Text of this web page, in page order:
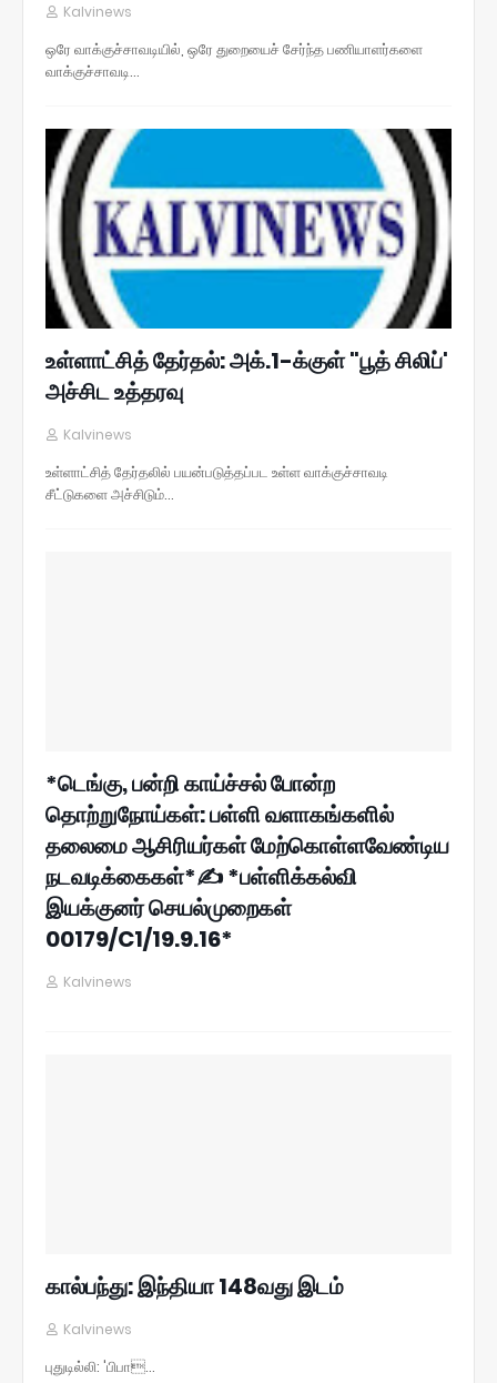
Kalvinews
ஒரே வாக்குச்சாவடியில், ஒரே துறையைச் சேர்ந்த பணியாளர்களை
வாக்குச்சாவடி…
உள்ளாட்சித் தேர்தல்: அக்.1-க்குள் "பூத் சிலிப்'
அச்சிட உத்தரவு
Kalvinews
உள்ளாட்சித் தேர்தலில் பயன்படுத்தப்பட உள்ள வாக்குச்சாவடி
சீட்டுகளை அச்சிடும்…
*டெங்கு, பன்றி காய்ச்சல் போன்ற
தொற்றுநோய்கள்: பள்ளி வளாகங்களில்
தலைமை ஆசிரியர்கள் மேற்கொள்ளவேண்டிய
நடவடிக்கைகள்*✍ *பள்ளிக்கல்வி
இயக்குனர் செயல்முறைகள்
00179/C1/19.9.16*
Kalvinews
கால்பந்து: இந்தியா 148வது இடம்
Kalvinews
புதுடில்லி: 'பிபா…